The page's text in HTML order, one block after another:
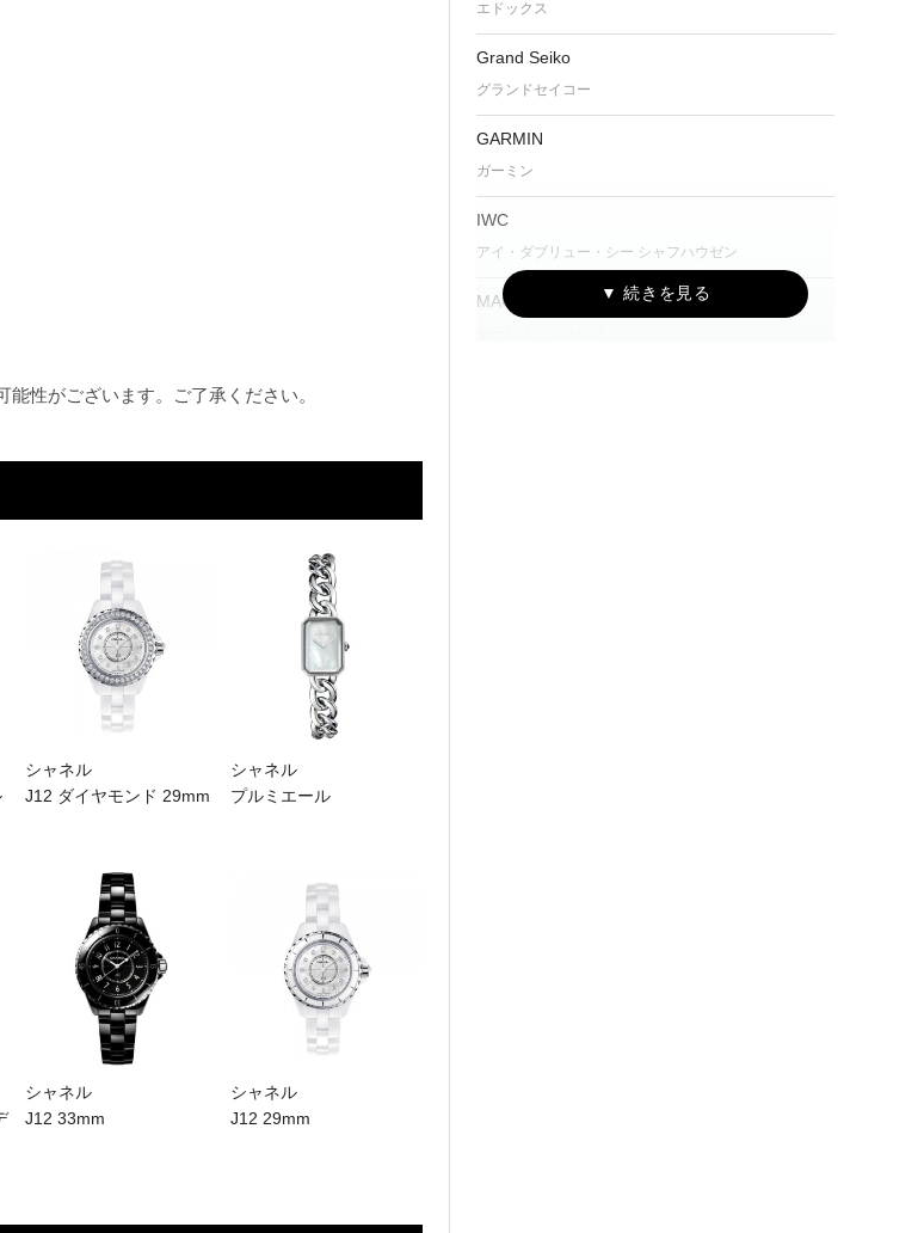
性がございます。ご了承ください。
シャネル
J12 ダイヤモンド 29mm
シャネル
プルミエール
シャネル
J12 33mm
シャネル
J12 29mm
エドックス
Grand Seiko
グランドセイコー
GARMIN
ガーミン
IWC
アイ・ダブリュー・シー シャフハウゼン
MAURICE LACROIX